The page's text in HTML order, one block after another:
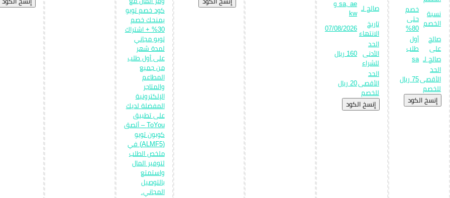
نسبة
الخصم
خصم
حتى
80%
صالح
على
أول
طلب
صالح لـ sa
الحد
الأقصى
للخصم
75 ريال
إِنسخ الكود
صالح لـ
sa, ae و
kw
تاريخ
الانتهاء07/08/2026
الحد
الأدنى
للشراء
160 ريال
الحد
الأقصى
للخصم
20 ريال
إِنسخ الكود
كود خصم تويو
يمنحك خصم
30% + اشتراك
تويو مجاني
لمدة شهر
على أول طلب
من جميع
المطاعم
والمتاجر
الإلكترونية
المفضلة لديك
على تطبيق
ToYou – ألصق
كوبون تويو
(ALMF5) في
ملخص الطلب
لتوفير المال
واستمتع
بالتوصيل
المجاني.